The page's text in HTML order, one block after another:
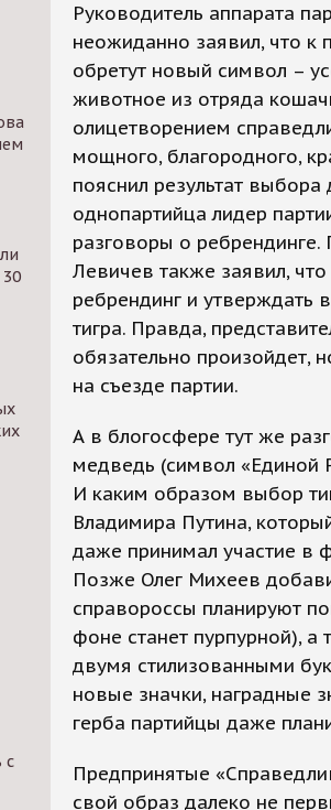
с
Руководитель аппарата
неожиданно заявил, что
обретут новый символ –
животное из отряда
олицетворением
мощного, благородного,
пояснил результат
однопартийца лидер
разговоры о
Левичев также заявил,
ребрендинг и утверждать
тигра. Правда,
обязательно произойдет,
на съезде партии.
А в блогосфере тут же
медведь (символ «Единой
И каким образом выбор
Владимира Путина,
даже принимал участие в
Позже Олег Михеев
справороссы планируют
фоне станет пурпурной),
двумя стилизованными
новые значки, наградные
герба партийцы даже
Предпринятые
свой образ далеко не